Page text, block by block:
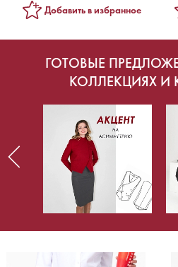
Добавить в избранное
ГОТОВЫЕ
КОЛЛЕКЦИЯХ И